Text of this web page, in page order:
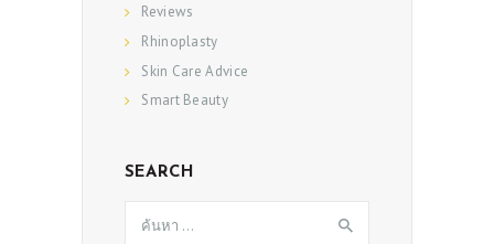
Reviews
Rhinoplasty
Skin Care Advice
Smart Beauty
SEARCH
สำหรับ: